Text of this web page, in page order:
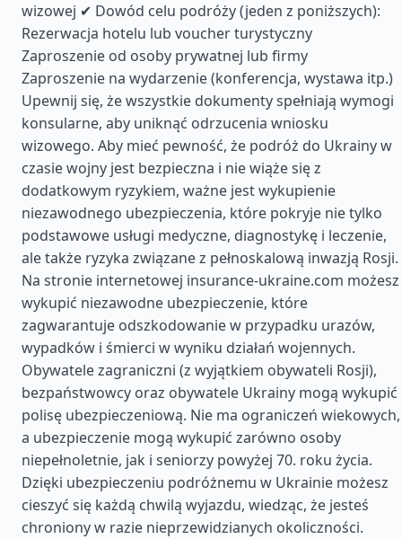
wizowej ✔ Dowód celu podróży (jeden z poniższych):
Rezerwacja hotelu lub voucher turystyczny
Zaproszenie od osoby prywatnej lub firmy
Zaproszenie na wydarzenie (konferencja, wystawa itp.)
Upewnij się, że wszystkie dokumenty spełniają wymogi
konsularne, aby uniknąć odrzucenia wniosku
wizowego. Aby mieć pewność, że podróż do Ukrainy w
czasie wojny jest bezpieczna i nie wiąże się z
dodatkowym ryzykiem, ważne jest wykupienie
niezawodnego ubezpieczenia, które pokryje nie tylko
podstawowe usługi medyczne, diagnostykę i leczenie,
ale także ryzyka związane z pełnoskalową inwazją Rosji.
Na stronie internetowej insurance-ukraine.com możesz
wykupić niezawodne ubezpieczenie, które
zagwarantuje odszkodowanie w przypadku urazów,
wypadków i śmierci w wyniku działań wojennych.
Obywatele zagraniczni (z wyjątkiem obywateli Rosji),
bezpaństwowcy oraz obywatele Ukrainy mogą wykupić
polisę ubezpieczeniową. Nie ma ograniczeń wiekowych,
a ubezpieczenie mogą wykupić zarówno osoby
niepełnoletnie, jak i seniorzy powyżej 70. roku życia.
Dzięki ubezpieczeniu podróżnemu w Ukrainie możesz
cieszyć się każdą chwilą wyjazdu, wiedząc, że jesteś
chroniony w razie nieprzewidzianych okoliczności.